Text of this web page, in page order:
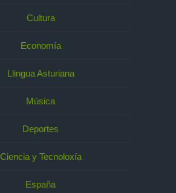
Cultura
Economía
Llingua Asturiana
Música
Deportes
Ciencia y Tecnoloxía
España